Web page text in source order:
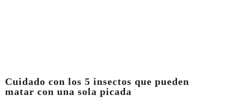
Cuidado con los 5 insectos que pueden
matar con una sola picada